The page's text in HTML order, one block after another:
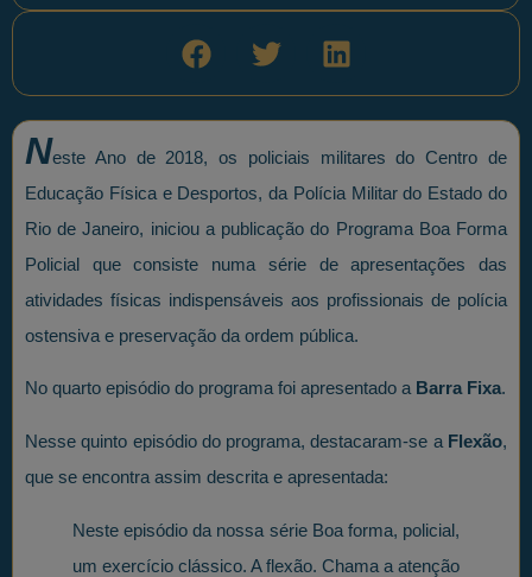
Neste Ano de 2018, os policiais militares do Centro de
Educação Física e Desportos, da Polícia Militar do Estado do
Rio de Janeiro, iniciou a publicação do Programa Boa Forma
Policial que consiste numa série de apresentações das
atividades físicas indispensáveis aos profissionais de polícia
ostensiva e preservação da ordem pública.
No quarto episódio do programa foi apresentado a Barra Fixa.
Nesse quinto episódio do programa, destacaram-se a Flexão,
que se encontra assim descrita e apresentada:
Neste episódio da nossa série Boa forma, policial,
um exercício clássico. A flexão. Chama a atenção